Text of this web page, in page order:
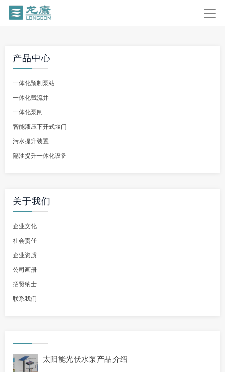
产品中心
一体化预制泵站
一体化截流井
一体化泵闸
智能液压下开式堰门
污水提升装置
隔油提升一体化设备
关于我们
企业文化
社会责任
企业资质
公司画册
招贤纳士
联系我们
太阳能光伏水泵产品介绍